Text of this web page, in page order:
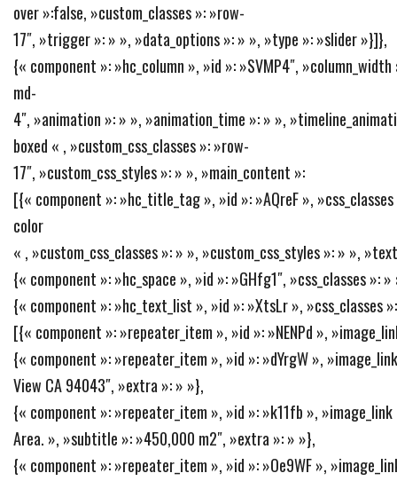
over »:false, »custom_classes »: »row-
17″, »trigger »: » », »data_options »: » », »type »: »slider »}]},
{« component »: »hc_column », »id »: »SVMP4″,
md-
4″, »animation »: » », »animation_time »: » »,
boxed « , »custom_css_classes »: »row-
17″, »custom_css_styles »: » », »main_content »:
[{« component »: »hc_title_tag », »id »: »AQreF »,
color
« , »custom_css_classes »: » », »custom_css_styles »: » »,
{« component »: »hc_space », »id »: »GHfg1″, »css_classes
{« component »: »hc_text_list », »id »: »XtsLr », »css_classes
[{« component »: »repeater_item », »id »: »NENPd »,
{« component »: »repeater_item », »id »: »dYrgW »,
View CA 94043″, »extra »: » »},
{« component »: »repeater_item », »id »: »k11fb »,
Area. », »subtitle »: »450,000 m2″, »extra »: » »},
{« component »: »repeater_item », »id »: »Oe9WF »,